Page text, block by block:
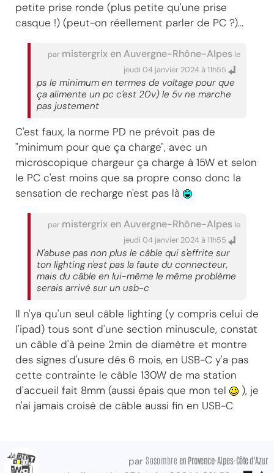
petite prise ronde (plus petite qu'une prise
casque !) (peut-on réellement parler de PC ?)...
par mistergrix en Auvergne-Rhône-Alpes le
jeudi 04 janvier 2024 à 11h55
ps le minimum en termes de voltage pour que
ça alimente un pc c'est 20v) le 5v ne marche
pas justement
C'est faux, la norme PD ne prévoit pas de
"minimum pour que ça charge", avec un
microscopique chargeur ça charge à 15W et selon
le PC c'est moins que sa propre conso donc la
sensation de recharge n'est pas là
par mistergrix en Auvergne-Rhône-Alpes le
jeudi 04 janvier 2024 à 11h55
N'abuse pas non plus le câble qui s'effrite sur
ton lighting n'est pas la faute du connecteur,
mais du câble en lui-même le même problème
serais arrivé sur un usb-c
Il n'ya qu'un seul câble lighting (y compris celui de
l'ipad) tous sont d'une section minuscule, constat
un câble d'à peine 2min de diamètre et montre
des signes d'usure dés 6 mois, en USB-C y'a pas
cette contrainte le câble 130W de ma station
d'accueil fait 8mm (aussi épais que mon tel
), je
n'ai jamais croisé de câble aussi fin en USB-C
parSosombre en Provence-Alpes-Côte d'Azur